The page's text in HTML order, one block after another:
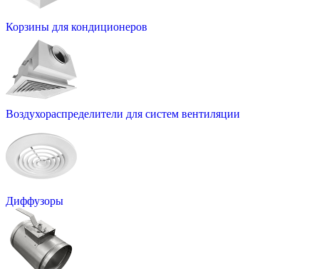
Корзины для кондиционеров
Воздухораспределители для систем вентиляции
Диффузоры